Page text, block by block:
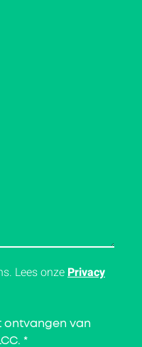
Lees onze Privacy
ontvangen van
*